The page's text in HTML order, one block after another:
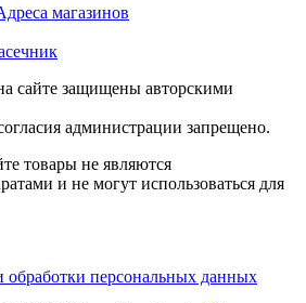
магазинов
сайте защищены авторскими
администрации запрещено.
товары не являются
и не могут использоваться для
персональных данных